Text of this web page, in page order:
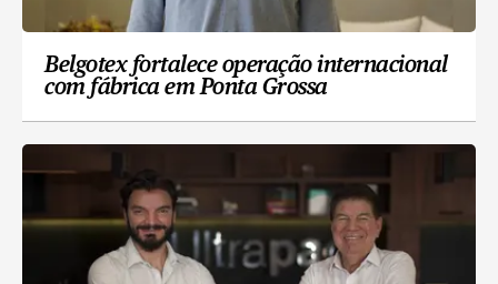
Belgotex fortalece operação internacional
com fábrica em Ponta Grossa